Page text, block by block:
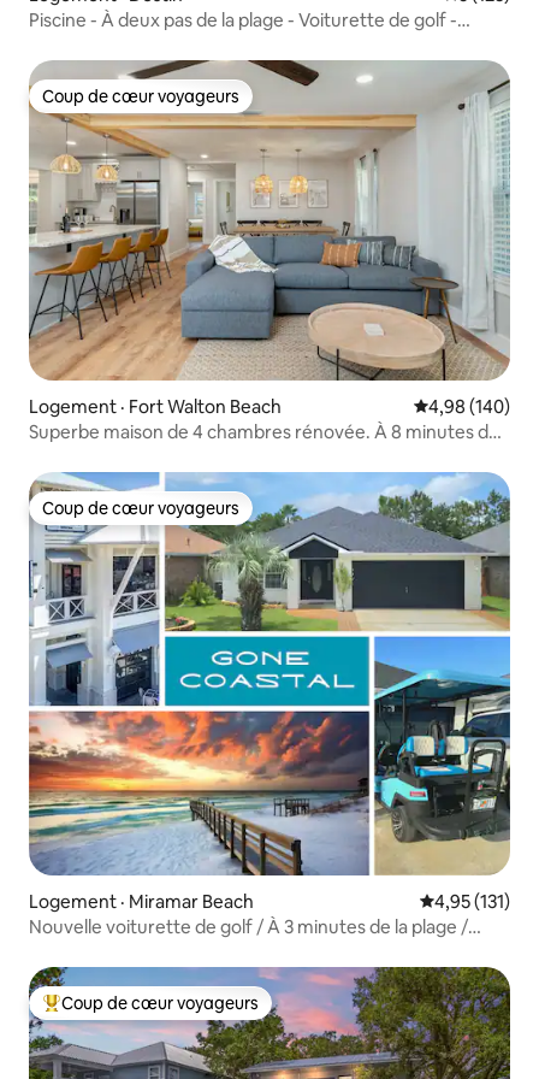
Piscine - À deux pas de la plage - Voiturette de golf -
Coup de cœur voyageurs
Coup de cœur voyageurs
Logement · Fort Walton Beach Note
4,98 (140)
Superbe maison de 4 chambres rénovée. À 8 minutes de
Coup de cœur voyageurs
Coup de cœur voyageurs
Logement · Miramar Beach Note
4,95 (131)
Nouvelle voiturette de golf / À 3 minutes de la plage /
Coup de cœur voyageurs parmi les plus aimés
Coup de cœur voyageurs